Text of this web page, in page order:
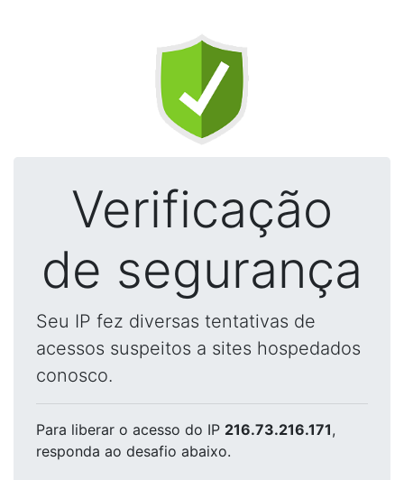
Verificação
de segurança
Seu IP fez diversas tentativas de
acessos suspeitos a sites hospedados
conosco.
Para liberar o acesso do IP 216.73.216.171,
responda ao desafio abaixo.